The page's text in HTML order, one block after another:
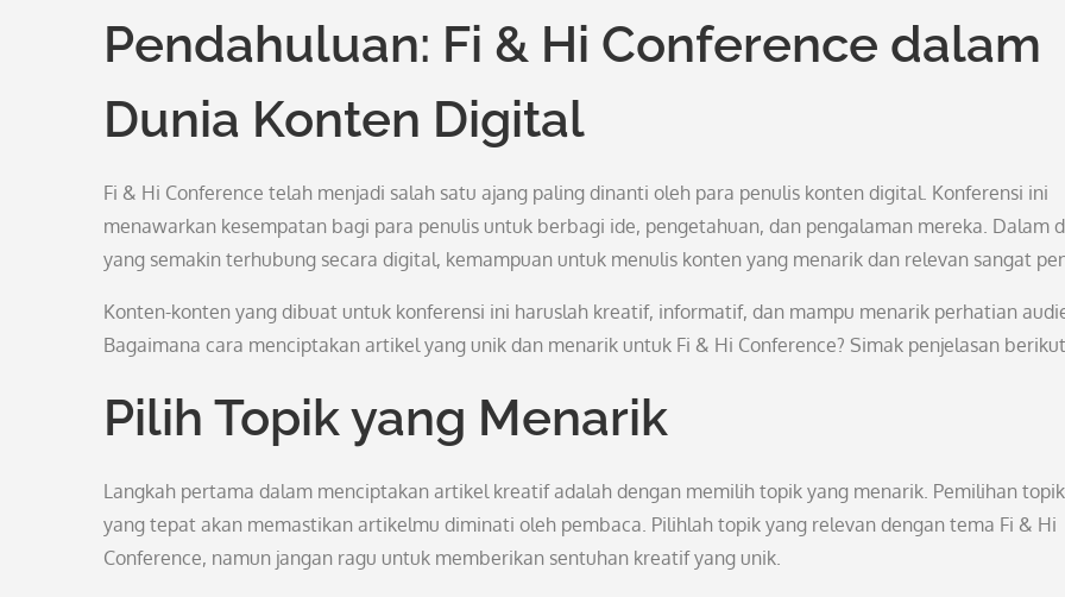
Pendahuluan: Fi & Hi Conference dalam
Dunia Konten Digital
Fi & Hi Conference telah menjadi salah satu ajang paling dinanti oleh para penulis konten digital. Konferensi ini
menawarkan kesempatan bagi para penulis untuk berbagi ide, pengetahuan, dan pengalaman mereka. Dalam
yang semakin terhubung secara digital, kemampuan untuk menulis konten yang menarik dan relevan sangat
Konten-konten yang dibuat untuk konferensi ini haruslah kreatif, informatif, dan mampu menarik perhatian
Bagaimana cara menciptakan artikel yang unik dan menarik untuk Fi & Hi Conference? Simak penjelasan
Pilih Topik yang Menarik
Langkah pertama dalam menciptakan artikel kreatif adalah dengan memilih topik yang menarik. Pemilihan topik
yang tepat akan memastikan artikelmu diminati oleh pembaca. Pilihlah topik yang relevan dengan tema Fi & Hi
Conference, namun jangan ragu untuk memberikan sentuhan kreatif yang unik.